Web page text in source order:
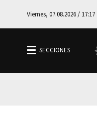
Viernes, 07.08.2026 / 17:17